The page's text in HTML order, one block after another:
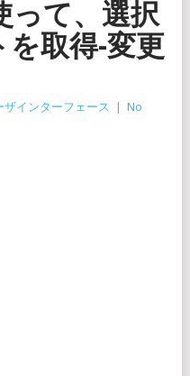
って、選択
取得-変更
ザインターフェース
No